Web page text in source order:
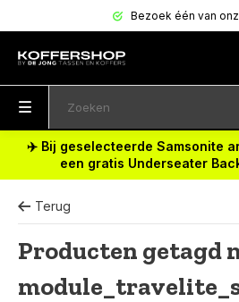
Bezoek één van
✈️ Bij geselecteerde Samsonite
een gratis Underseater
Terug
Producten getagd